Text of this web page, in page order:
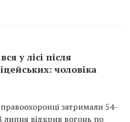
у лісі після
чоловіка
правоохоронці затримали 54-
липня відкрив вогонь по